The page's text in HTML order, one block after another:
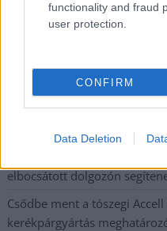
functionality and fraud
user protection.
CONFIRM
Data Deletion
Harmadfokú hőségriasztás
javítottak, helikoptereket is
számoltak be a szolnoki
Váratlan fennakadás
vasútvonal közlekedését
elbocsátott dolgozón
Csődbe ment a tószegi
kerékpárgyártás